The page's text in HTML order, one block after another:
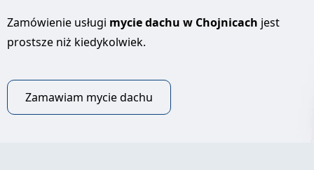
Zamówienie usługi mycie dachu w Chojnicach jest
prostsze niż kiedykolwiek.
Zamawiam mycie dachu